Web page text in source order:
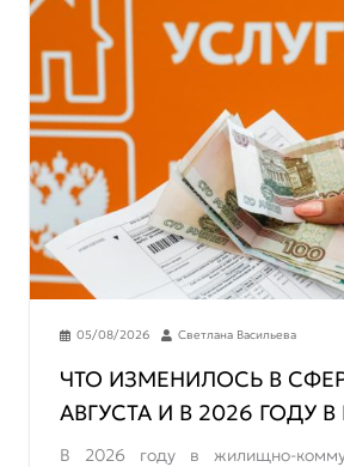
05/08/2026 Светлана Васильева
ЧТО ИЗМЕНИЛОСЬ В
АВГУСТА И В 2026 ГОДУ
В 2026 году в жилищно-